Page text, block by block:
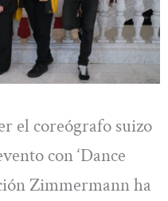
el coreógrafo suizo
con ‘Dance
Zimmermann ha